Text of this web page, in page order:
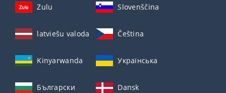
Zulu Slovenščina
latviešu valoda Čeština
Kinyarwanda Українська
Български Dansk